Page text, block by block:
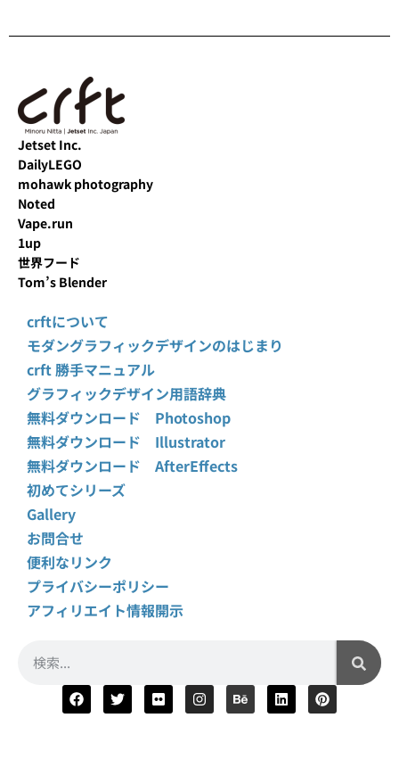
Jetset Inc.
DailyLEGO
mohawk photography
Noted
Vape.run
1up
世界フード
Tom’s Blender
crftについて
モダングラフィックデザインのはじまり
crft 勝手マニュアル
グラフィックデザイン用語辞典
無料ダウンロード Photoshop
無料ダウンロード Illustrator
無料ダウンロード AfterEffects
初めてシリーズ
Gallery
お問合せ
便利なリンク
プライバシーポリシー
アフィリエイト情報開示